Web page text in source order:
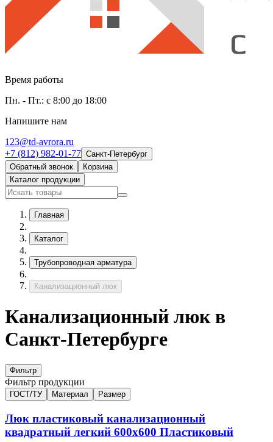
Время работы
Пн. - Пт.: с 8:00 до 18:00
Напишите нам
123@td-avrora.ru
+7 (812) 982-01-77 Санкт-Петербург
Обратный звонок
Корзина
Каталог продукции
Главная
Каталог
Трубопроводная арматура
Канализационный люк
Канализационный люк в
Санкт-Петербурге
Фильтр
Фильтр продукции
ГОСТ/ТУ Материал Размер
Люк пластиковый канализационный
квадратный легкий 600х600 Пластиковый